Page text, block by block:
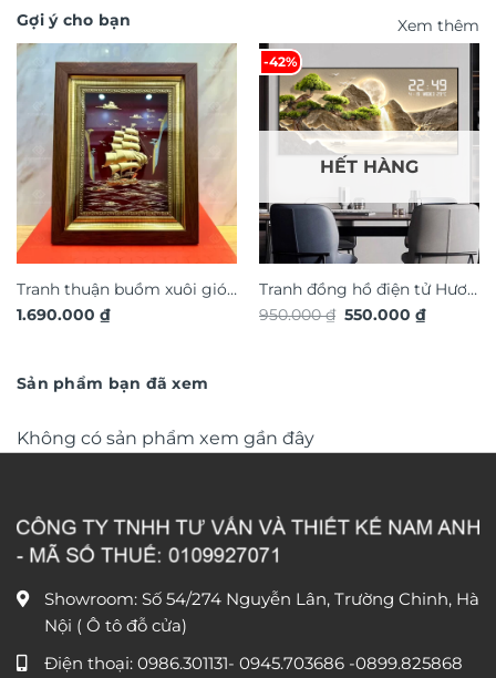
Gợi ý cho bạn Xem thêm
Tranh thuận buồm xuôi gió
quà tặng cao cấp TDV19
1.690.000 ₫
-42%
HẾT HÀNG
Tranh đồng hồ điện tử Hươu
Tài Lộc TG4925S
950.000₫ Giá
gốc
550.000₫Giá
Sản phẩm bạn đã xem
Không có sản phẩm xem gần đây
Showroom: Số 54/274 Nguyễn Lân, Trường Chinh, Hà
Nội ( Ô tô đỗ cửa)
Điện thoại: 0986.301131- 0945.703686 -0899.825868